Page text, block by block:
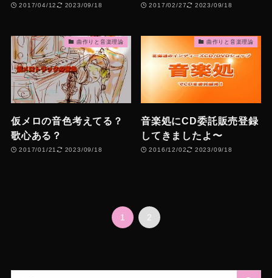
2017/04/12 2023/09/18 2017/02/27 2023/09/18
曲作りと音楽理論
仮メロの音色考えてる？
歌心ある？
2017/01/21 2023/09/18
曲作りと音楽理論
音楽処にCD委託販売登録
してきましたよ〜
2016/12/02 2023/09/18
1 2